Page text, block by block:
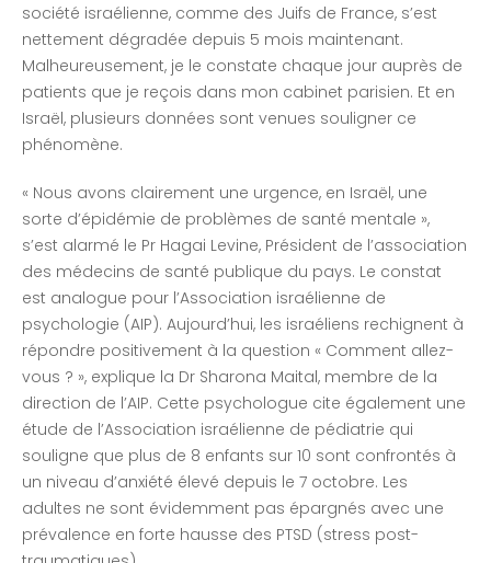
société israélienne, comme des Juifs de France, s’est
nettement dégradée depuis 5 mois maintenant.
Malheureusement, je le constate chaque jour auprès de
patients que je reçois dans mon cabinet parisien. Et en
Israël, plusieurs données sont venues souligner ce
phénomène.
« Nous avons clairement une urgence, en Israël, une
sorte d’épidémie de problèmes de santé mentale »,
s’est alarmé le Pr Hagai Levine, Président de l’association
des médecins de santé publique du pays. Le constat
est analogue pour l’Association israélienne de
psychologie (AIP). Aujourd’hui, les israéliens rechignent à
répondre positivement à la question « Comment allez-
vous ? », explique la Dr Sharona Maital, membre de la
direction de l’AIP. Cette psychologue cite également une
étude de l’Association israélienne de pédiatrie qui
souligne que plus de 8 enfants sur 10 sont confrontés à
un niveau d’anxiété élevé depuis le 7 octobre. Les
adultes ne sont évidemment pas épargnés avec une
prévalence en forte hausse des PTSD (stress post-